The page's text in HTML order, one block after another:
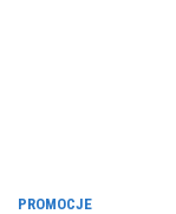
PROMOCJE